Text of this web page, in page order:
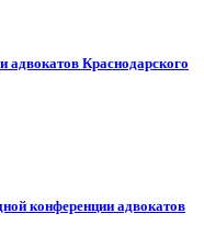
адвокатов Краснодарского
конференции адвокатов